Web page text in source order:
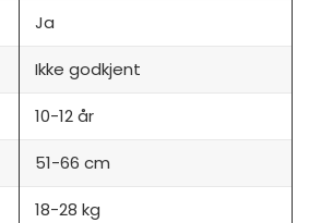
Ja
Ikke godkjent
10-12 år
51-66 cm
18-28 kg